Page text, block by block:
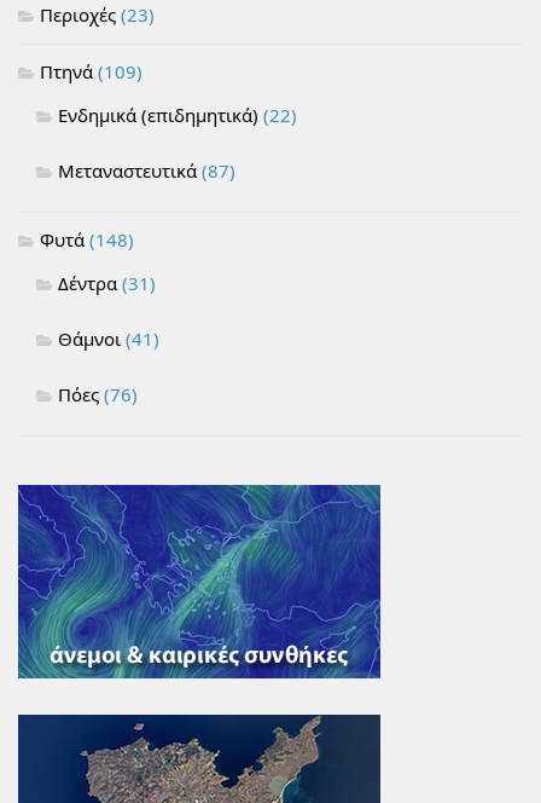
Περιοχές (23)
Πτηνά (109)
Ενδημικά (επιδημητικά) (22)
Μεταναστευτικά (87)
Φυτά (148)
Δέντρα (31)
Θάμνοι (41)
Πόες (76)